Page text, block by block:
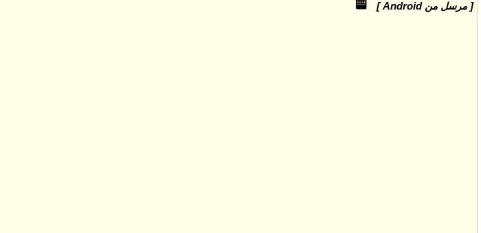
[ مرسل من Android ]